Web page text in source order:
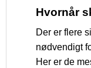
Hvornår
Der er flere
nødvendigt
Her er de